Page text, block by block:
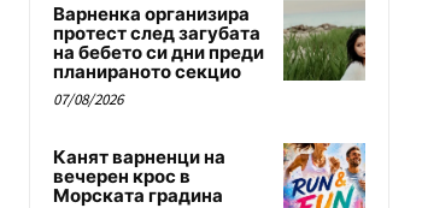
Варненка организира
протест след загубата
на бебето си дни преди
планираното секцио
07/08/2026
Канят варненци на
вечерен крос в
Морската градина